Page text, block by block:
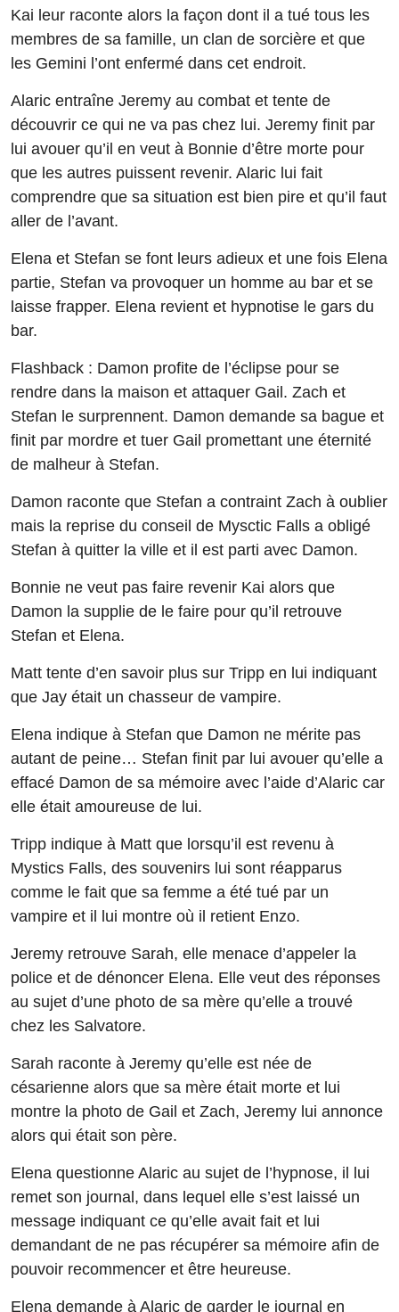
Kai leur raconte alors la façon dont il a tué tous les
membres de sa famille, un clan de sorcière et que
les Gemini l’ont enfermé dans cet endroit.
Alaric entraîne Jeremy au combat et tente de
découvrir ce qui ne va pas chez lui. Jeremy finit par
lui avouer qu’il en veut à Bonnie d’être morte pour
que les autres puissent revenir. Alaric lui fait
comprendre que sa situation est bien pire et qu’il faut
aller de l’avant.
Elena et Stefan se font leurs adieux et une fois Elena
partie, Stefan va provoquer un homme au bar et se
laisse frapper. Elena revient et hypnotise le gars du
bar.
Flashback : Damon profite de l’éclipse pour se
rendre dans la maison et attaquer Gail. Zach et
Stefan le surprennent. Damon demande sa bague et
finit par mordre et tuer Gail promettant une éternité
de malheur à Stefan.
Damon raconte que Stefan a contraint Zach à oublier
mais la reprise du conseil de Mysctic Falls a obligé
Stefan à quitter la ville et il est parti avec Damon.
Bonnie ne veut pas faire revenir Kai alors que
Damon la supplie de le faire pour qu’il retrouve
Stefan et Elena.
Matt tente d’en savoir plus sur Tripp en lui indiquant
que Jay était un chasseur de vampire.
Elena indique à Stefan que Damon ne mérite pas
autant de peine… Stefan finit par lui avouer qu’elle a
effacé Damon de sa mémoire avec l’aide d’Alaric car
elle était amoureuse de lui.
Tripp indique à Matt que lorsqu’il est revenu à
Mystics Falls, des souvenirs lui sont réapparus
comme le fait que sa femme a été tué par un
vampire et il lui montre où il retient Enzo.
Jeremy retrouve Sarah, elle menace d’appeler la
police et de dénoncer Elena. Elle veut des réponses
au sujet d’une photo de sa mère qu’elle a trouvé
chez les Salvatore.
Sarah raconte à Jeremy qu’elle est née de
césarienne alors que sa mère était morte et lui
montre la photo de Gail et Zach, Jeremy lui annonce
alors qui était son père.
Elena questionne Alaric au sujet de l’hypnose, il lui
remet son journal, dans lequel elle s’est laissé un
message indiquant ce qu’elle avait fait et lui
demandant de ne pas récupérer sa mémoire afin de
pouvoir recommencer et être heureuse.
Elena demande à Alaric de garder le journal en